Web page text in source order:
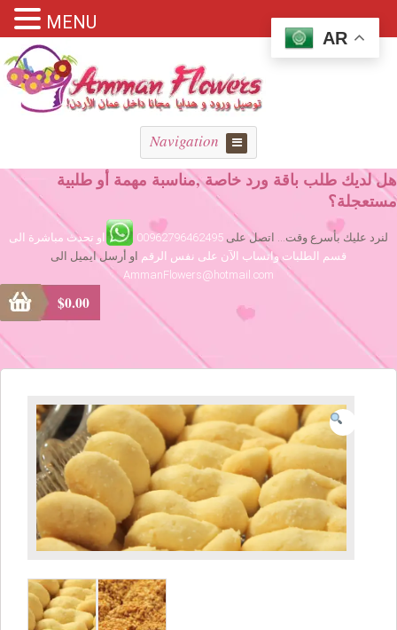
Navigation
هل لديك طلب باقة ورد خاصة ,مناسبة مهمة أو طلبية
مستعجلة؟
لنرد عليك بأسرع وقت... اتصل على 00962796462495
او تحدث مباشرة الى
قسم الطلبات واتساب الآن على نفس الرقم او أرسل ايميل الى
AmmanFlowers@hotmail.com
$0.00
AR
MENU